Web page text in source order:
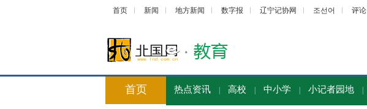
首页 新闻 地方新闻 数字报 辽宁记协网 조선어 评论
首页 热点资讯 高校 中小学 小记者园地